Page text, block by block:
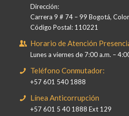
Dirección:
Carrera 9 # 74 – 99 Bogotá,
Código Postal: 110221
Horario de Atención
Lunes a viernes de 7:00 a.m. –
Teléfono Conmutador:
+57 601 540 1888
Línea Anticorrupción
+57 601 5 40 1888 Ext 129